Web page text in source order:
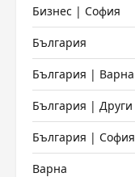
Бизнес | София
България
България | Варна
България | Други
България | София
Варна